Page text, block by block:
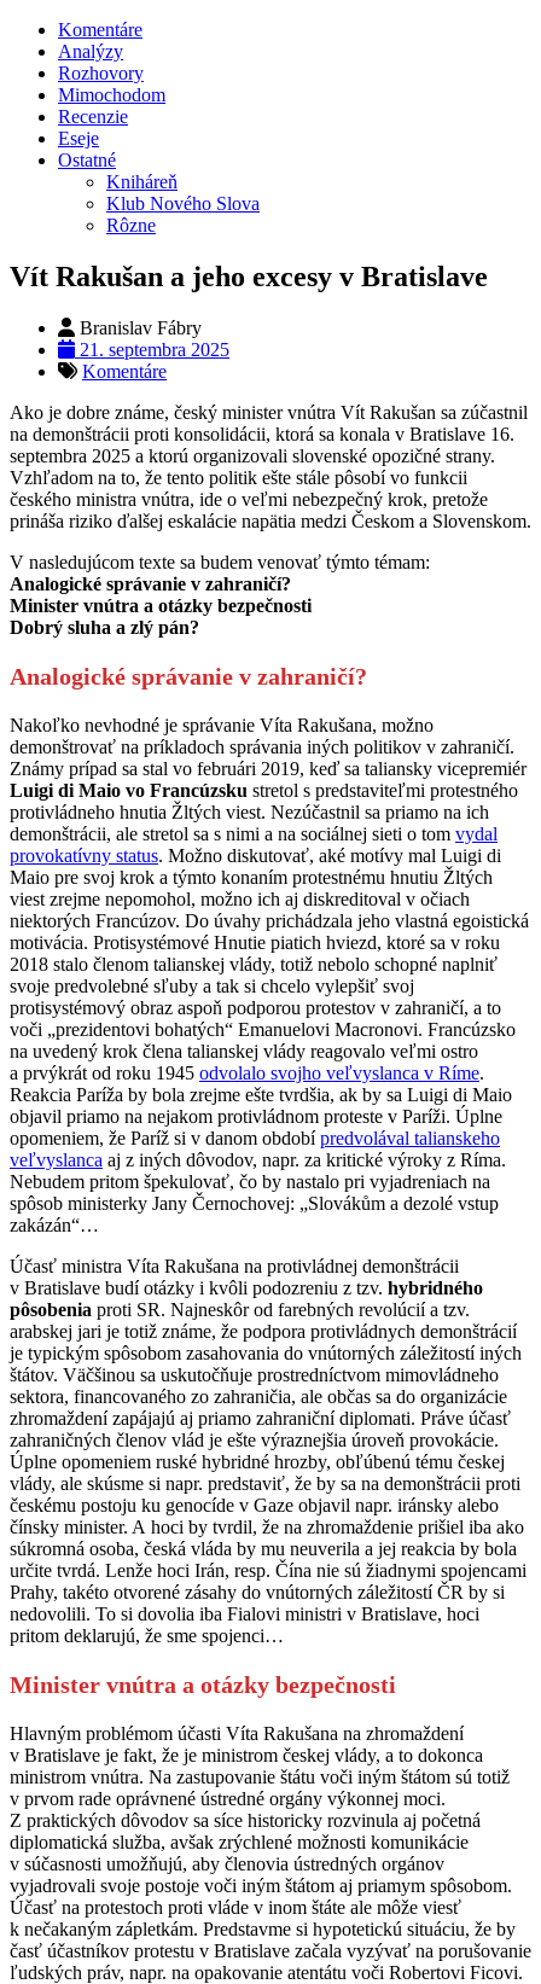
Komentáre
Analýzy
Rozhovory
Mimochodom
Recenzie
Eseje
Ostatné
Kniháreň
Klub Nového Slova
Rôzne
Vít Rakušan a jeho excesy v Bratislave
Branislav Fábry
21. septembra 2025
Komentáre
Ako je dobre známe, český minister vnútra Vít Rakušan sa zúčastnil
na demonštrácii proti konsolidácii, ktorá sa konala v Bratislave 16.
septembra 2025 a ktorú organizovali slovenské opozičné strany.
Vzhľadom na to, že tento politik ešte stále pôsobí vo funkcii
českého ministra vnútra, ide o veľmi nebezpečný krok, pretože
prináša riziko ďalšej eskalácie napätia medzi Českom a Slovenskom.
V nasledujúcom texte sa budem venovať týmto témam:
Analogické správanie v zahraničí?
Minister vnútra a otázky bezpečnosti
Dobrý sluha a zlý pán?
Analogické správanie v zahraničí?
Nakoľko nevhodné je správanie Víta Rakušana, možno
demonštrovať na príkladoch správania iných politikov v zahraničí.
Známy prípad sa stal vo februári 2019, keď sa taliansky vicepremiér
Luigi di Maio vo Francúzsku stretol s predstaviteľmi protestného
protivládneho hnutia Žltých viest. Nezúčastnil sa priamo na ich
demonštrácii, ale stretol sa s nimi a na sociálnej sieti o tom vydal
provokatívny status. Možno diskutovať, aké motívy mal Luigi di
Maio pre svoj krok a týmto konaním protestnému hnutiu Žltých
viest zrejme nepomohol, možno ich aj diskreditoval v očiach
niektorých Francúzov. Do úvahy prichádzala jeho vlastná egoistická
motivácia. Protisystémové Hnutie piatich hviezd, ktoré sa v roku
2018 stalo členom talianskej vlády, totiž nebolo schopné naplniť
svoje predvolebné sľuby a tak si chcelo vylepšiť svoj
protisystémový obraz aspoň podporou protestov v zahraničí, a to
voči „prezidentovi bohatých“ Emanuelovi Macronovi. Francúzsko
na uvedený krok člena talianskej vlády reagovalo veľmi ostro
a prvýkrát od roku 1945 odvolalo svojho veľvyslanca v Ríme.
Reakcia Paríža by bola zrejme ešte tvrdšia, ak by sa Luigi di Maio
objavil priamo na nejakom protivládnom proteste v Paríži. Úplne
opomeniem, že Paríž si v danom obdobípredvolával talianskeho
veľvyslanca aj z iných dôvodov, napr. za kritické výroky z Ríma.
Nebudem pritom špekulovať, čo by nastalo pri vyjadreniach na
spôsob ministerky Jany Černochovej: „Slovákům a dezolé vstup
zakázán“…
Účasť ministra Víta Rakušana na protivládnej demonštrácii
v Bratislave budí otázky i kvôli podozreniu z tzv. hybridného
pôsobenia proti SR. Najneskôr od farebných revolúcií a tzv.
arabskej jari je totiž známe, že podpora protivládnych demonštrácií
je typickým spôsobom zasahovania do vnútorných záležitostí iných
štátov. Väčšinou sa uskutočňuje prostredníctvom mimovládneho
sektora, financovaného zo zahraničia, ale občas sa do organizácie
zhromaždení zapájajú aj priamo zahraniční diplomati. Práve účasť
zahraničných členov vlád je ešte výraznejšia úroveň provokácie.
Úplne opomeniem ruské hybridné hrozby, obľúbenú tému českej
vlády, ale skúsme si napr. predstaviť, že by sa na demonštrácii proti
českému postoju ku genocíde v Gaze objavil napr. iránsky alebo
čínsky minister. A hoci by tvrdil, že na zhromaždenie prišiel iba ako
súkromná osoba, česká vláda by mu neuverila a jej reakcia by bola
určite tvrdá. Lenže hoci Irán, resp. Čína nie sú žiadnymi spojencami
Prahy, takéto otvorené zásahy do vnútorných záležitostí ČR by si
nedovolili. To si dovolia iba Fialovi ministri v Bratislave, hoci
pritom deklarujú, že sme spojenci…
Minister vnútra a otázky bezpečnosti
Hlavným problémom účasti Víta Rakušana na zhromaždení
v Bratislave je fakt, že je ministrom českej vlády, a to dokonca
ministrom vnútra. Na zastupovanie štátu voči iným štátom sú totiž
v prvom rade oprávnené ústredné orgány výkonnej moci.
Z praktických dôvodov sa síce historicky rozvinula aj početná
diplomatická služba, avšak zrýchlené možnosti komunikácie
v súčasnosti umožňujú, aby členovia ústredných orgánov
vyjadrovali svoje postoje voči iným štátom aj priamym spôsobom.
Účasť na protestoch proti vláde v inom štáte ale môže viesť
k nečakaným zápletkám. Predstavme si hypotetickú situáciu, že by
časť účastníkov protestu v Bratislave začala vyzývať na porušovanie
ľudských práv, napr. na opakovanie atentátu voči Robertovi Ficovi.